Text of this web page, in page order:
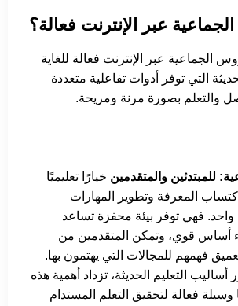
عبر الإنترنت فعالة؟
الجماعية عبر الإنترنت فعالة للغاية
التي توفر أدوات تفاعلية متعددة
والتعلم بصورة مرنة ومريحة.
للمبتدئين والمتقدمين خيارًا تعليميًا
المعرفة وتطوير المهارات
واحد. فهي توفر بيئة محفزة تساعد
أساس قوي، وتمكن المتقدمين من
فهمهم للمجالات التي يهتمون بها.
التعليم الحديثة، تزداد أهمية هذه
وسيلة فعالة لتحقيق التعلم المستدام